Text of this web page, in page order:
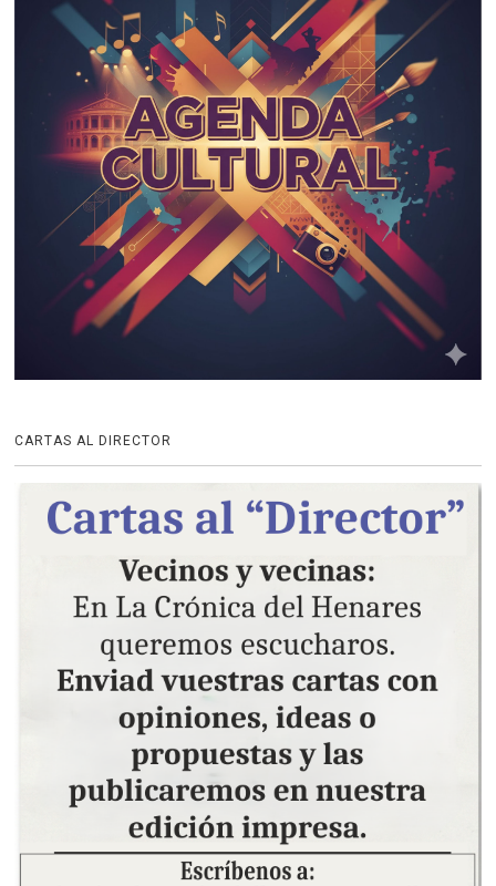
CARTAS AL DIRECTOR